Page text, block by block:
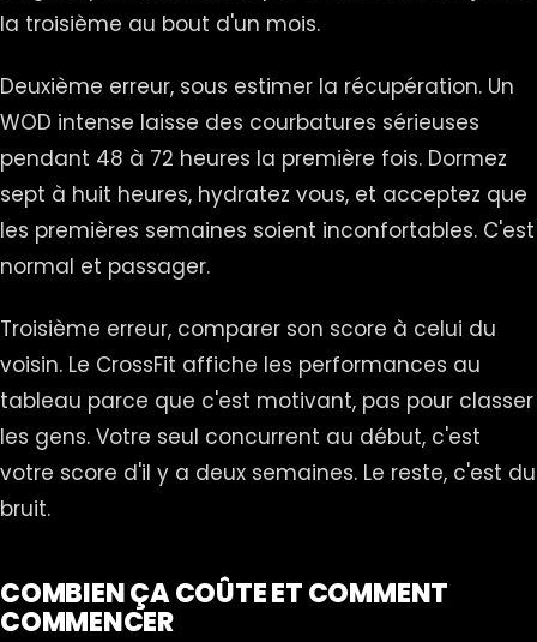
la troisième au bout d'un mois.
Deuxième erreur, sous estimer la récupération. Un
WOD intense laisse des courbatures sérieuses
pendant 48 à 72 heures la première fois. Dormez
sept à huit heures, hydratez vous, et acceptez que
les premières semaines soient inconfortables. C'est
normal et passager.
Troisième erreur, comparer son score à celui du
voisin. Le CrossFit affiche les performances au
tableau parce que c'est motivant, pas pour classer
les gens. Votre seul concurrent au début, c'est
votre score d'il y a deux semaines. Le reste, c'est du
bruit.
COMBIEN ÇA COÛTE ET COMMENT
COMMENCER